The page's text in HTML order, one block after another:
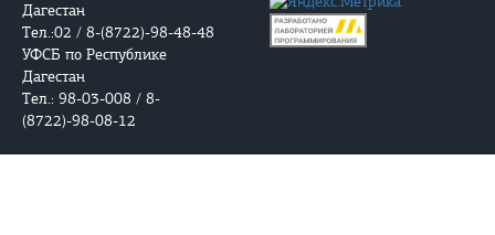
Дагестан
Тел.:02 / 8-(8722)-98-48-48
УФСБ по Республике
Дагестан
Тел.: 98-03-008 / 8-
(8722)-98-08-12